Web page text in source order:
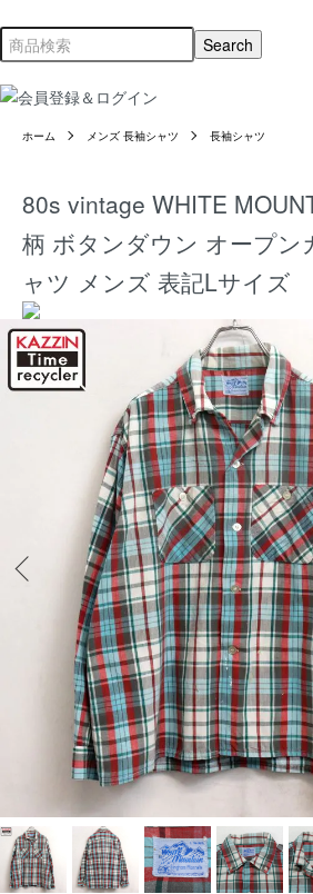
ホーム メンズ 長袖シャツ 長袖シャツ
80s vintage WHITE
柄 ボタンダウン オープン
ャツ メンズ 表記Lサイズ